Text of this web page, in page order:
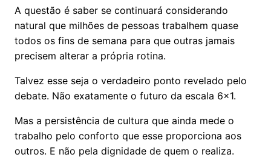
A questão é saber se continuará considerando
natural que milhões de pessoas trabalhem quase
todos os fins de semana para que outras jamais
precisem alterar a própria rotina.
Talvez esse seja o verdadeiro ponto revelado pelo
debate. Não exatamente o futuro da escala 6x1.
Mas a persistência de cultura que ainda mede o
trabalho pelo conforto que esse proporciona aos
outros. E não pela dignidade de quem o realiza.